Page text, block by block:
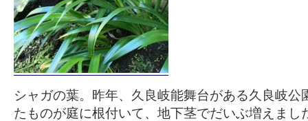
シャガの葉。昨年、久良岐能舞台がある久良岐公
たものが庭に根付いて、地下茎でだいぶ増えまし